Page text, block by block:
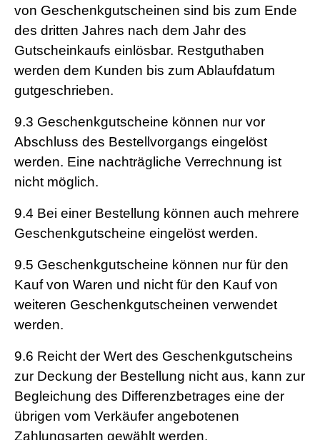
von Geschenkgutscheinen sind bis zum Ende
des dritten Jahres nach dem Jahr des
Gutscheinkaufs einlösbar. Restguthaben
werden dem Kunden bis zum Ablaufdatum
gutgeschrieben.
9.3 Geschenkgutscheine können nur vor
Abschluss des Bestellvorgangs eingelöst
werden. Eine nachträgliche Verrechnung ist
nicht möglich.
9.4 Bei einer Bestellung können auch mehrere
Geschenkgutscheine eingelöst werden.
9.5 Geschenkgutscheine können nur für den
Kauf von Waren und nicht für den Kauf von
weiteren Geschenkgutscheinen verwendet
werden.
9.6 Reicht der Wert des Geschenkgutscheins
zur Deckung der Bestellung nicht aus, kann zur
Begleichung des Differenzbetrages eine der
übrigen vom Verkäufer angebotenen
Zahlungsarten gewählt werden.